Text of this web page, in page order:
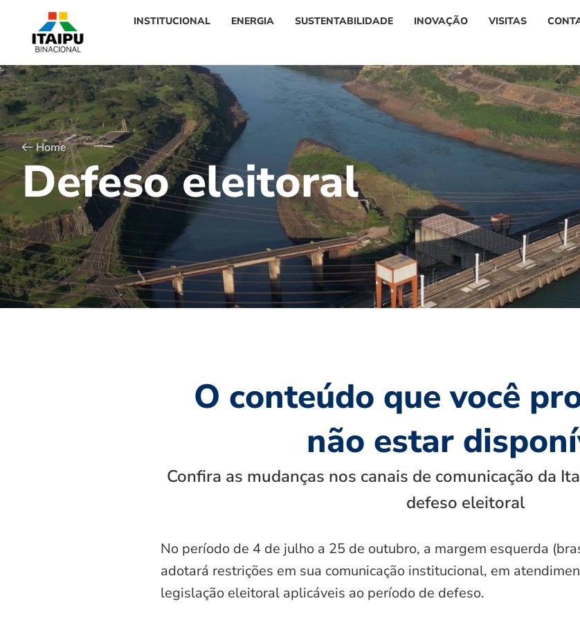
INSTITUCIONAL ENERGIA SUSTENTABILIDADE INOVAÇÃO VISITAS
Home
Defeso eleitoral
O conteúdo que você
não estar
Confira as mudanças nos canais de comunicação da
defeso eleitoral
No período de 4 de julho a 25 de outubro, a margem esquerda
adotará restrições em sua comunicação institucional, em
legislação eleitoral aplicáveis ao período de defeso.